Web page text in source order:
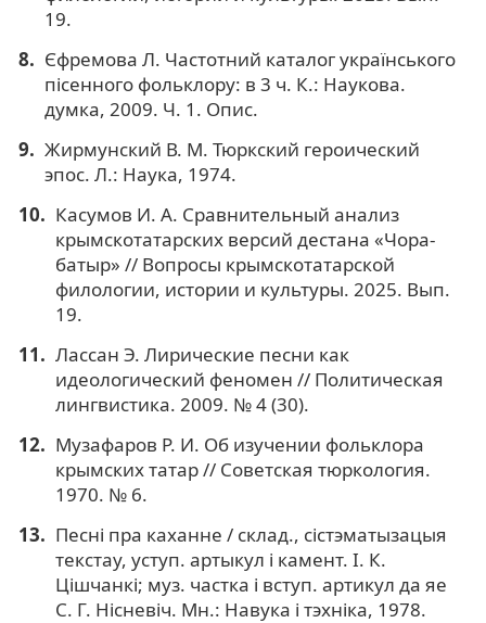
19.
Єфремова Л. Частотний каталог українського
пісенного фольклору: в 3 ч. К.: Наукова.
думка, 2009. Ч. 1. Опис.
Жирмунский В. М. Тюркский героический
эпос. Л.: Наука, 1974.
Касумов И. А. Сравнительный анализ
крымскотатарских версий дестана «Чора-
батыр» // Вопросы крымскотатарской
филологии, истории и культуры. 2025. Вып.
19.
Лассан Э. Лирические песни как
идеологический феномен // Политическая
лингвистика. 2009. № 4 (30).
Музафаров Р. И. Об изучении фольклора
крымских татар // Советская тюркология.
1970. № 6.
Песні пра каханне / склад., сістэматызацыя
текстау, уступ. артыкул і камент. І. К.
Цішчанкі; муз. частка і вступ. артикул да яе
С. Г. Нісневіч. Мн.: Навука і тэхніка, 1978.